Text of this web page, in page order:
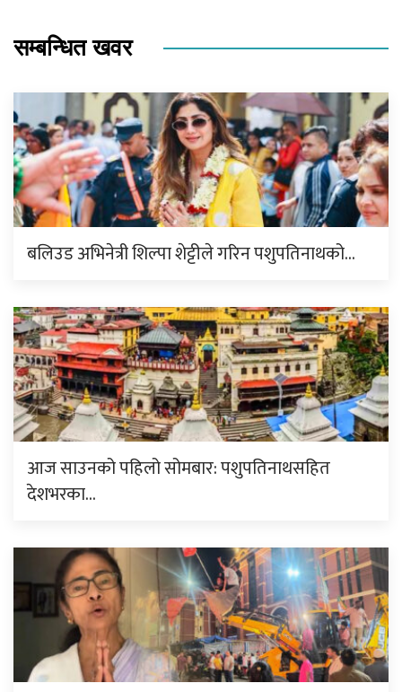
सम्बन्धित खवर
बलिउड अभिनेत्री शिल्पा शेट्टीले गरिन पशुपतिनाथको…
आज साउनको पहिलो सोमबार: पशुपतिनाथसहित
देशभरका…